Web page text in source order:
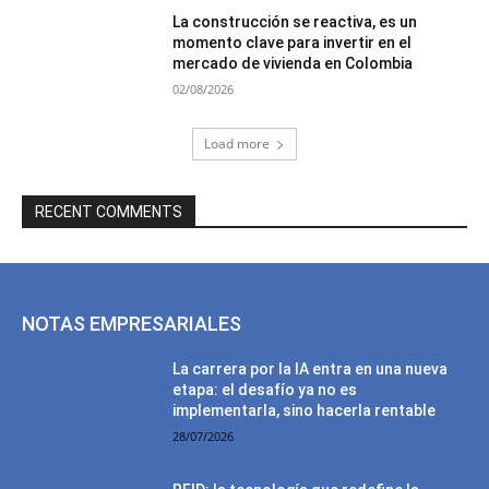
La construcción se reactiva, es un
momento clave para invertir en el
mercado de vivienda en Colombia
02/08/2026
Load more
RECENT COMMENTS
NOTAS EMPRESARIALES
La carrera por la IA entra en una nueva
etapa: el desafío ya no es
implementarla, sino hacerla rentable
28/07/2026